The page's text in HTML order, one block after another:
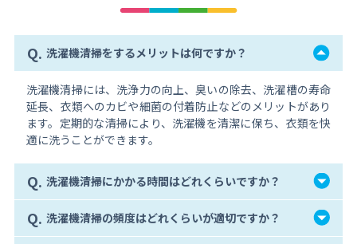
Q. 洗濯機清掃をするメリットは何ですか？
洗濯機清掃には、洗浄力の向上、臭いの除去、洗濯槽の寿命
延長、衣類へのカビや細菌の付着防止などのメリットがあり
ます。定期的な清掃により、洗濯機を清潔に保ち、衣類を快
適に洗うことができます。
Q. 洗濯機清掃にかかる時間はどれくらいですか？
Q. 洗濯機清掃の頻度はどれくらいが適切ですか？